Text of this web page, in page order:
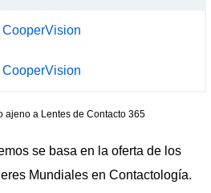
CooperVision
CooperVision
ajeno a Lentes de Contacto 365
se basa en la oferta de los
Mundiales en Contactología.